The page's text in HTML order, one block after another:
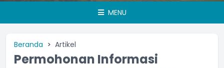
MENU
Beranda Artikel
Permohonan Informasi